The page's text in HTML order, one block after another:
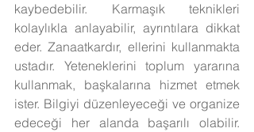
kaybedebilir. Karmaşık teknikleri
kolaylıkla anlayabilir, ayrıntılara dikkat
eder. Zanaatkardır, ellerini kullanmakta
ustadır. Yeteneklerini toplum yararına
kullanmak, başkalarına hizmet etmek
ister. Bilgiyi düzenleyeceği ve organize
edeceği her alanda başarılı olabilir.